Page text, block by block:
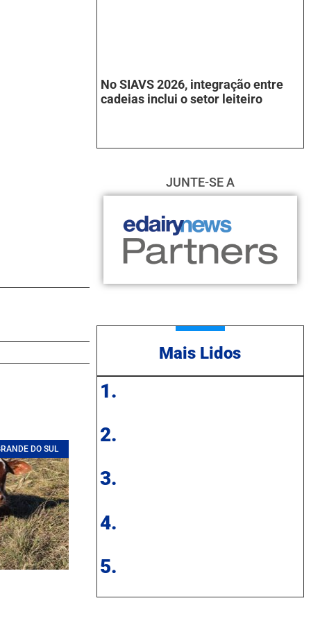
DO SUL
No SIAVS 2026, integração entre
cadeias inclui o setor leiteiro
JUNTE-SE A
Mais Lidos
1.
2.
3.
4.
5.